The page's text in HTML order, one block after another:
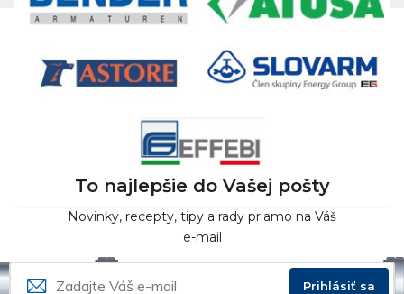
To najlepšie do Vašej pošty
Novinky, recepty, tipy a rady priamo na Váš
e-mail
Prihlásiť sa